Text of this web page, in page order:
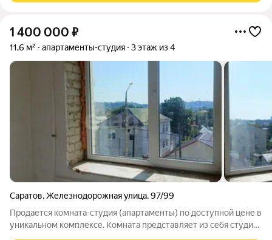
1 400 000 ₽
11,6 м² апартаменты-студия 3 этаж из 4
Саратов,Железнодорожная улица,97/99
Продается комната-студия (апартаменты) по доступной цене в
уникальном комплексе. Комната представляет из себя студию.